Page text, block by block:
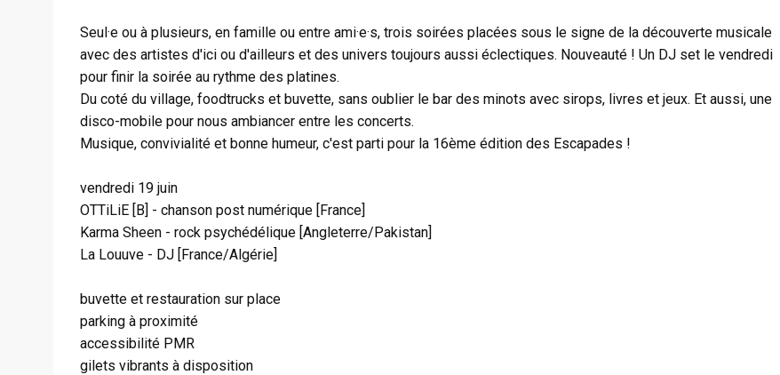
Seul·e ou à plusieurs, en famille ou entre ami·e·s, trois soirées placées sous le signe de la découverte musicale
avec des artistes d'ici ou d'ailleurs et des univers toujours aussi éclectiques. Nouveauté ! Un DJ set le vendredi
pour finir la soirée au rythme des platines.
Du coté du village, foodtrucks et buvette, sans oublier le bar des minots avec sirops, livres et jeux. Et aussi, une
disco-mobile pour nous ambiancer entre les concerts.
Musique, convivialité et bonne humeur, c'est parti pour la 16ème édition des Escapades !
vendredi 19 juin
OTTiLiE [B] - chanson post numérique [France]
Karma Sheen - rock psychédélique [Angleterre/Pakistan]
La Louuve - DJ [France/Algérie]
buvette et restauration sur place
parking à proximité
accessibilité PMR
gilets vibrants à disposition